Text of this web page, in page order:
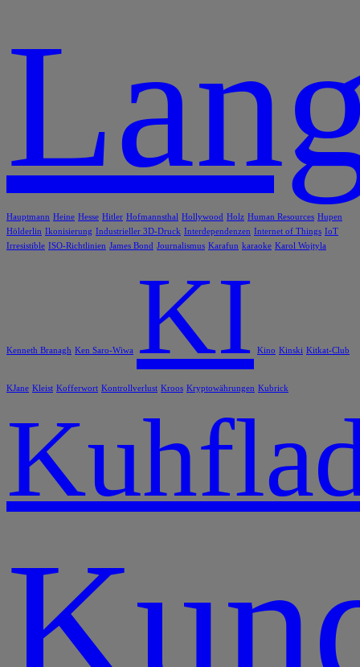
Hauptmann Heine Hesse Hitler Hofmannsthal Hollywood Holz Human Resources Hupen
Hölderlin Ikonisierung Industrieller 3D-Druck Interdependenzen Internet of Things IoT
Irresistible ISO-Richtlinien James Bond Journalismus Karafun karaoke Karol Wojtyla
Kenneth Branagh Ken Saro-Wiwa KI Kino Kinski Kitkat-Club
KJane Kleist Kofferwort Kontrollverlust Kroos Kryptowährungen Kubrick